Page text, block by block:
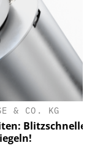
& CO. KG
Blitzschnelle